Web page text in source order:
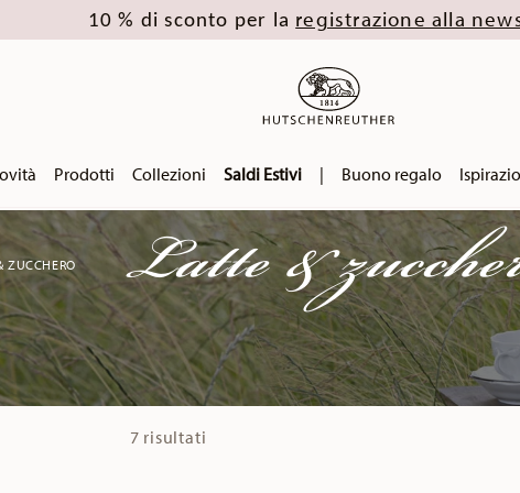
10 % di sconto per la registrazione alla
Prodotti Collezioni Saldi Estivi | Buono regalo
ZUCCHERO Latte &
7 risultati